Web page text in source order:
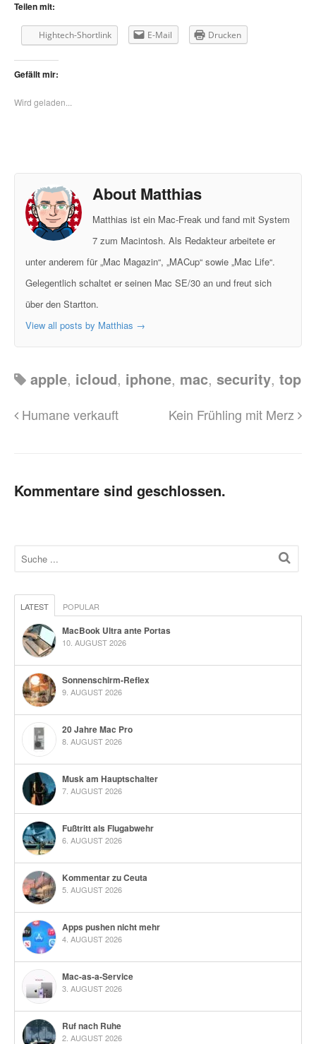
Teilen mit:
Hightech-Shortlink E-Mail Drucken
Gefällt mir:
Wird geladen...
About Matthias
Matthias ist ein Mac-Freak und fand mit System
7 zum Macintosh. Als Redakteur arbeitete er
unter anderem für „Mac Magazin“, „MACup“ sowie „Mac Life“.
Gelegentlich schaltet er seinen Mac SE/30 an und freut sich
über den Startton.
View all posts by Matthias →
apple, icloud, iphone, mac, security, top
Humane verkauft Kein Frühling mit Merz
Kommentare sind geschlossen.
LATEST POPULAR
MacBook Ultra ante Portas
10. AUGUST 2026
Sonnenschirm-Reflex
9. AUGUST 2026
20 Jahre Mac Pro
8. AUGUST 2026
Musk am Hauptschalter
7. AUGUST 2026
Fußtritt als Flugabwehr
6. AUGUST 2026
Kommentar zu Ceuta
5. AUGUST 2026
Apps pushen nicht mehr
4. AUGUST 2026
Mac-as-a-Service
3. AUGUST 2026
Ruf nach Ruhe
2. AUGUST 2026